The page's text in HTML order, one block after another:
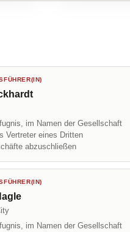
im Namen der Gesellschaft
Vertreter eines Dritten
abzuschließen
im Namen der Gesellschaft